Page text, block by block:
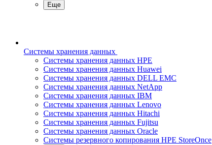
Еще
Системы хранения данных
Системы хранения данных HPE
Системы хранения данных Huawei
Системы хранения данных DELL EMC
Cистемы хранения данных NetApp
Системы хранения данных IBM
Системы хранения данных Lenovo
Системы хранения данных Hitachi
Системы хранения данных Fujitsu
Системы хранения данных Oracle
Системы резервного копирования HPE StoreOnce